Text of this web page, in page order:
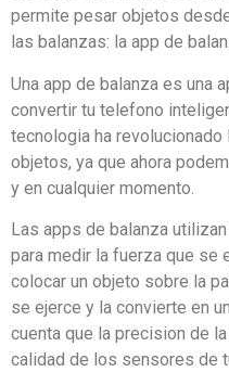
permite pesar objetos
las balanzas: la app de
Una app de balanza es una
convertir tu telefono
tecnologia ha
objetos, ya que ahora
y en cualquier momento.
Las apps de balanza
para medir la fuerza que se
colocar un objeto sobre la
se ejerce y la convierte en
cuenta que la precision de
calidad de los sensores de